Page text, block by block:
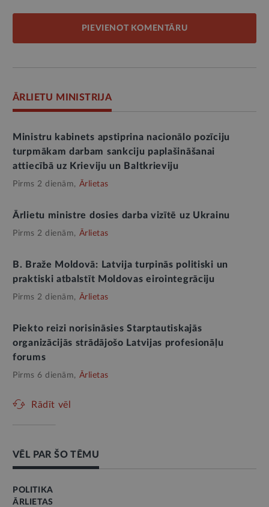
PIEVIENOT KOMENTĀRU
ĀRLIETU MINISTRIJA
Ministru kabinets apstiprina nacionālo pozīciju
turpmākam darbam sankciju paplašināšanai
attiecībā uz Krieviju un Baltkrieviju
Pirms 2 dienām, Ārlietas
Ārlietu ministre dosies darba vizītē uz Ukrainu
Pirms 2 dienām, Ārlietas
B. Braže Moldovā: Latvija turpinās politiski un
praktiski atbalstīt Moldovas eirointegrāciju
Pirms 2 dienām, Ārlietas
Piekto reizi norisināsies Starptautiskajās
organizācijās strādājošo Latvijas profesionāļu
forums
Pirms 6 dienām, Ārlietas
Rādīt vēl
VĒL PAR ŠO TĒMU
POLITIKA
ĀRLIETAS